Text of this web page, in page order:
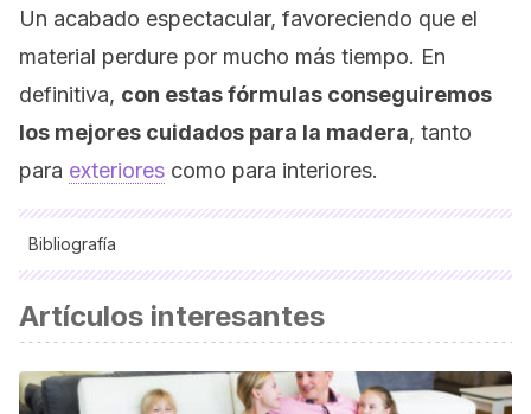
Un acabado espectacular, favoreciendo que el
material perdure por mucho más tiempo. En
definitiva, con estas fórmulas conseguiremos
los mejores cuidados para la madera, tanto
para exteriores como para interiores.
Bibliografía
Tursen-Herman Blume Ediciones, 1995.
Artículos interesantes